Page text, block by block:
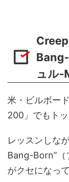
ュル-
米・ビルボー
200」でもト
レッスンしな
Bang-Born”（
がクセになっ